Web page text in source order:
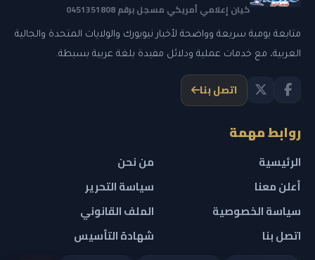
كيان إعلامي أمريكي مسجل برقم 0451351808
متابعة يومية سريعة وواضحة لأخبار نيويورك والولايات المتحدة والجالية
العربية، مع خدمات عملية ودلائل مفيدة بلغة عربية بسيطة.
اتصل بنا
روابط مهمة
الرئيسية
من نحن
أعلن معنا
سياسة التحرير
سياسة الخصوصية
الملف القانوني
اتصل بنا
شهادة التأسيس